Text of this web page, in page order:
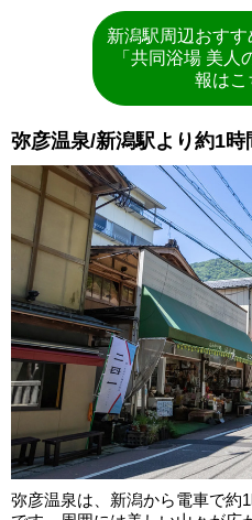
新潟駅周辺おすす
「共同浴場 美人
報はこ
弥彦温泉/新潟駅より約1時
弥彦温泉は、新潟から電車で約